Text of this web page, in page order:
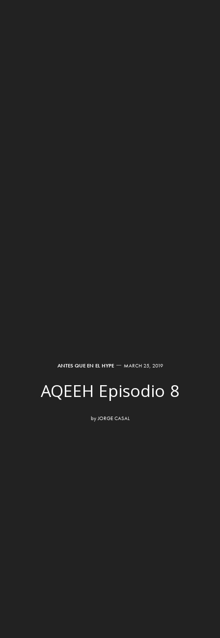
ANTES QUE EN EL HYPE MARCH 25, 2019
AQEEH Episodio 8
by JORGE CASAL